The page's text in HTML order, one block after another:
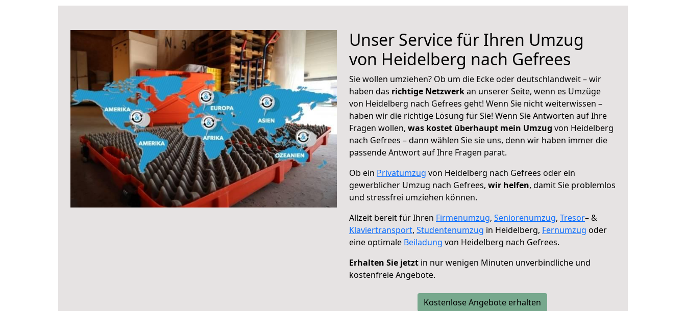
Unser Service für Ihren Umzug
von Heidelberg nach Gefrees
Sie wollen umziehen? Ob um die Ecke oder deutschlandweit – wir
haben das richtige Netzwerkan unserer Seite, wenn es Umzüge
von Heidelberg nach Gefrees geht! Wenn Sie nicht weiterwissen –
haben wir die richtige Lösung für Sie! Wenn Sie Antworten auf Ihre
Fragen wollen, was kostet überhaupt mein Umzug von Heidelberg
nach Gefrees – dann wählen Sie sie uns, denn wir haben immer die
passende Antwort auf Ihre Fragen parat.
Ob ein Privatumzug von Heidelberg nach Gefrees oder ein
gewerblicher Umzug nach Gefrees, wir helfen, damit Sie problemlos
und stressfrei umziehen können.
Allzeit bereit für Ihren Firmenumzug, Seniorenumzug, Tresor– &
Klaviertransport, Studentenumzug in Heidelberg, Fernumzug oder
eine optimale Beiladung von Heidelberg nach Gefrees.
Erhalten Sie jetzt in nur wenigen Minuten unverbindliche und
kostenfreie Angebote.
Kostenlose Angebote erhalten